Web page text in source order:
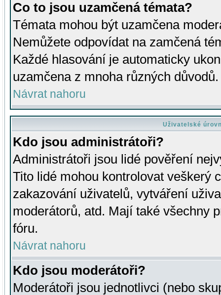
Co to jsou uzamčená témata?
Témata mohou být uzamčena
Nemůžete odpovídat na zamčená
Každé hlasování je automaticky
uzamčena z mnoha různých důvodů.
Návrat nahoru
Uživatelské
Kdo jsou administrátoři?
Administrátoři jsou lidé pověření
Tito lidé mohou kontrolovat veškerý
zakazování uživatelů, vytváření
moderátorů, atd. Mají také všechny
fóru.
Návrat nahoru
Kdo jsou moderátoři?
Moderátoři jsou jednotlivci (nebo